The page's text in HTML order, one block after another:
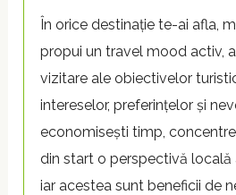
În orice destinație te-ai afla,
propui un travel mood activ,
vizitare ale obiectivelor
intereselor, preferințelor și
economisești timp,
din start o perspectivă locală
iar acestea sunt beneficii de